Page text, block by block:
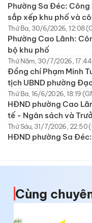
Phường Sa Đéc:
sắp xếp khu phố và
Thứ Ba, 30/6/2026, 12:08
Phường Cao Lãnh:
bộ khu phố
Thứ Năm, 30/7/2026,
Đồng chí Phạm Minh
tịch UBND phường
Thứ Ba, 16/6/2026, 18:19
HĐND phường Cao
tế - Ngân sách và
Thứ Sáu, 31/7/2026, 22:50
HĐND phường Sa
Cùng